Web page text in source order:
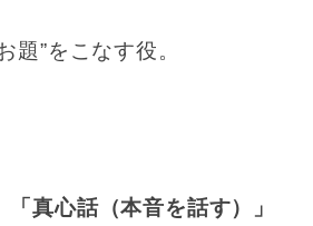
題”をこなす役。
「真心話（本音を話す）」